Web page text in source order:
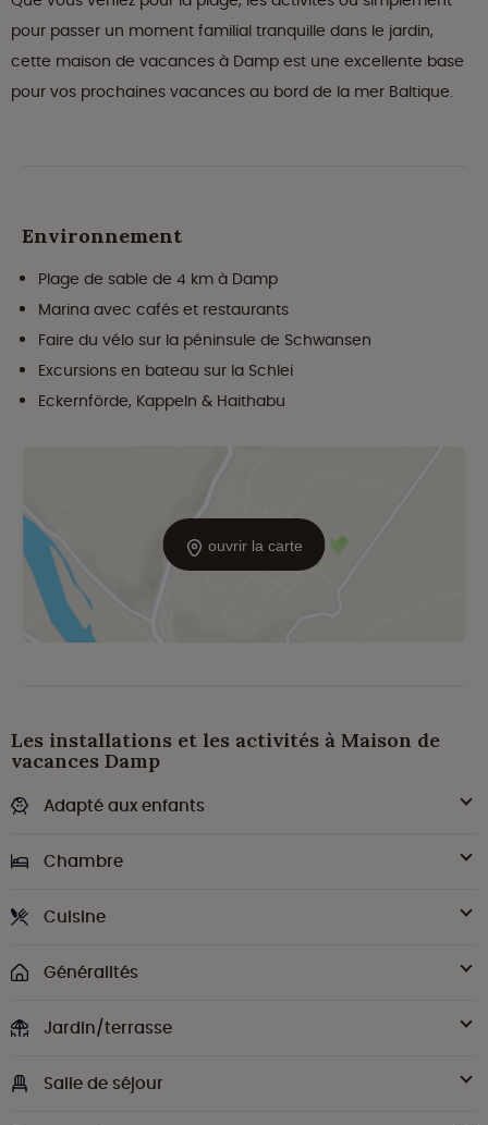
pour passer un moment familial tranquille dans le jardin,
cette maison de vacances à Damp est une excellente base
pour vos prochaines vacances au bord de la mer Baltique.
ouvrir la carte
Environnement
Plage de sable de 4 km à Damp
Marina avec cafés et restaurants
Faire du vélo sur la péninsule de Schwansen
Excursions en bateau sur la Schlei
Eckernförde, Kappeln & Haithabu
Les installations et les activités à Maison de
vacances Damp
Adapté aux enfants
Chambre
Cuisine
Généralités
Jardin/terrasse
Salle de séjour